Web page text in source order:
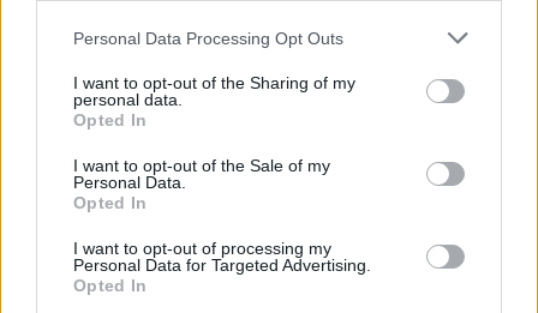
Please note that this website/app uses one or more Google
not limited to your visit or usage behaviour. You may click to
grant or deny consent to Google and its third-party tags to
use your data for below specified purposes in below Google
consent section.
Personal Data Processing Opt Outs
I want to opt-out of the Sharing of my
personal data.
Opted In
I want to opt-out of the Sale of my
Personal Data.
Opted In
I want to opt-out of processing my
Personal Data for Targeted Advertising.
Opted In
Investimenti Magazine
Zona Nerd
People Magazine
Day Travel
Tutto Gaming
ESG 365